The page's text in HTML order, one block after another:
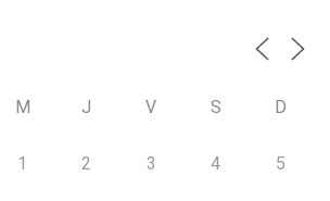
M J V S D
1 2 3 4 5